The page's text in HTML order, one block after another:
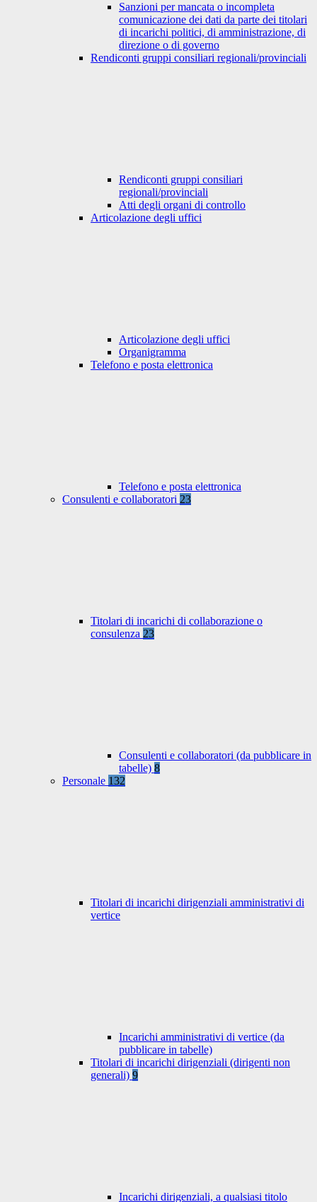
Sanzioni per mancata o incompleta
comunicazione dei dati da parte dei titolari
di incarichi politici, di amministrazione, di
direzione o di governo
Rendiconti gruppi consiliari regionali/provinciali
Rendiconti gruppi consiliari
regionali/provinciali
Atti degli organi di controllo
Articolazione degli uffici
Articolazione degli uffici
Organigramma
Telefono e posta elettronica
Telefono e posta elettronica
Consulenti e collaboratori 23
Titolari di incarichi di collaborazione o
consulenza 23
Consulenti e collaboratori (da pubblicare in
tabelle) 8
Personale 132
Titolari di incarichi dirigenziali amministrativi di
vertice
Incarichi amministrativi di vertice (da
pubblicare in tabelle)
Titolari di incarichi dirigenziali (dirigenti non
generali) 9
Incarichi dirigenziali, a qualsiasi titolo